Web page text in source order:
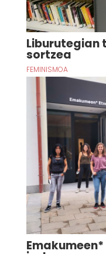
Liburutegian
sortzea
FEMINISMOA